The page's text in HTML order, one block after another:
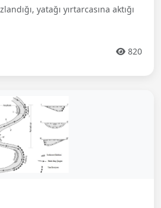
yatağı yırtarcasına aktığı
820